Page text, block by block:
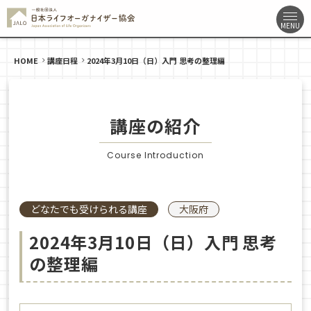
HOME 講座日程 2024年3月10日（日）入門 思考の整理編
講座の紹介
Course Introduction
どなたでも受けられる講座 大阪府
2024年3月10日（日）入門 思考
の整理編